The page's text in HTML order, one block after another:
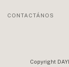
CONTACTÁNOS
Copyright